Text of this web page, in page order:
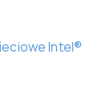
Intel®